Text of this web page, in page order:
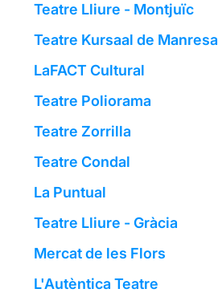
Teatre Lliure - Montjuïc
Teatre Kursaal de Manresa
LaFACT Cultural
Teatre Poliorama
Teatre Zorrilla
Teatre Condal
La Puntual
Teatre Lliure - Gràcia
Mercat de les Flors
L'Autèntica Teatre